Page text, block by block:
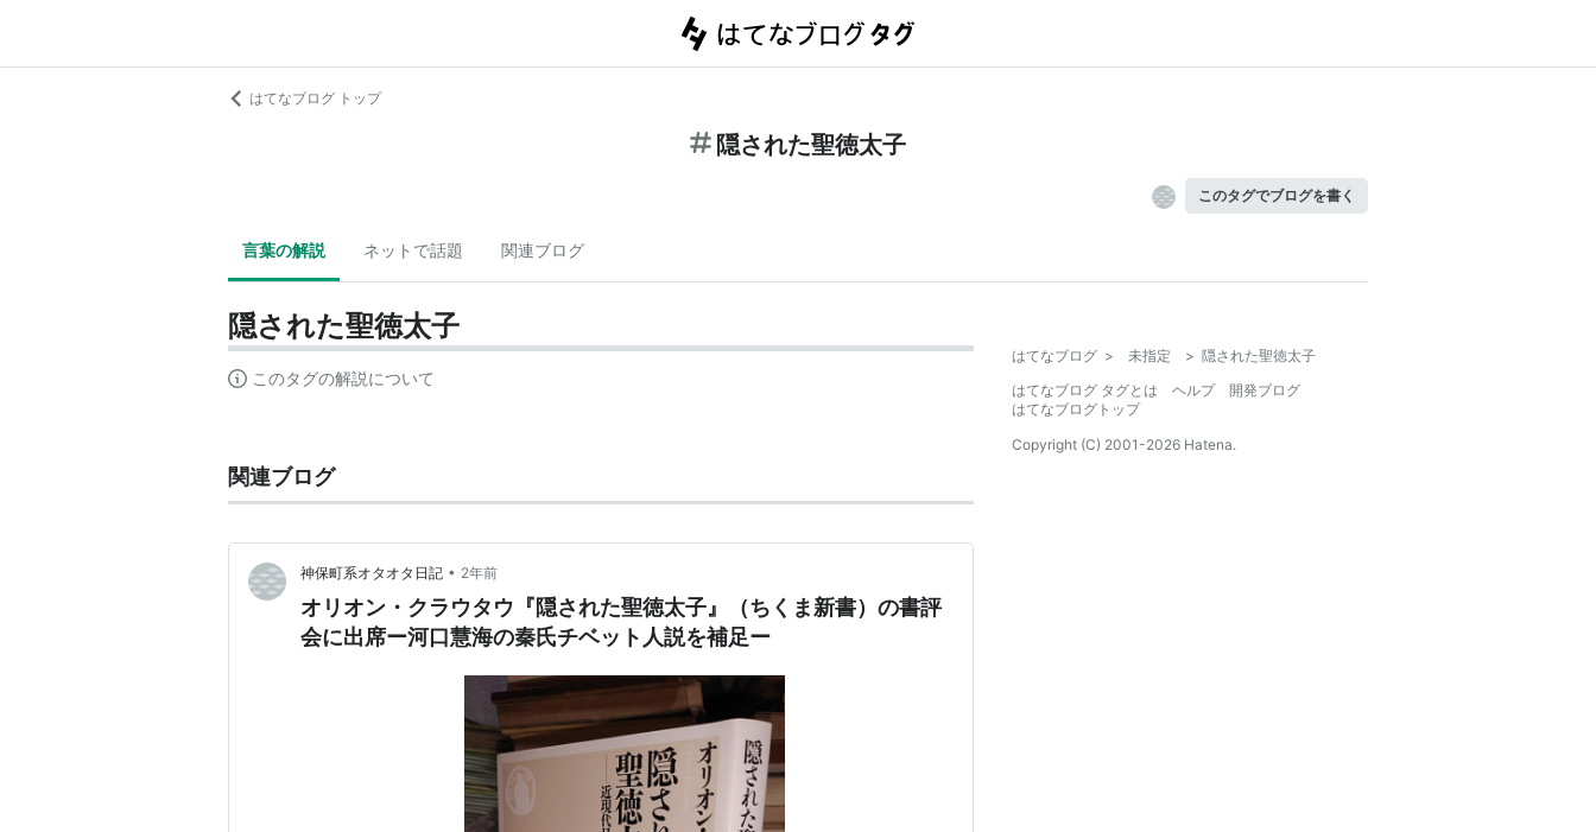
はてなブログ トップ
隠された聖徳太子
このタグでブログを書く
言葉の解説 ネットで話題 関連ブログ
隠された聖徳太子
このタグの解説について
関連ブログ
神保町系オタオタ日記 • 2年前
オリオン・クラウタウ『隠された聖徳太子』（ちくま新書）の書評
会に出席ー河口慧海の秦氏チベット人説を補足ー
はてなブログ > 未指定 > 隠された聖徳太子
はてなブログ タグとは
ヘルプ
開発ブログ
はてなブログトップ
Copyright (C) 2001-2026 Hatena.